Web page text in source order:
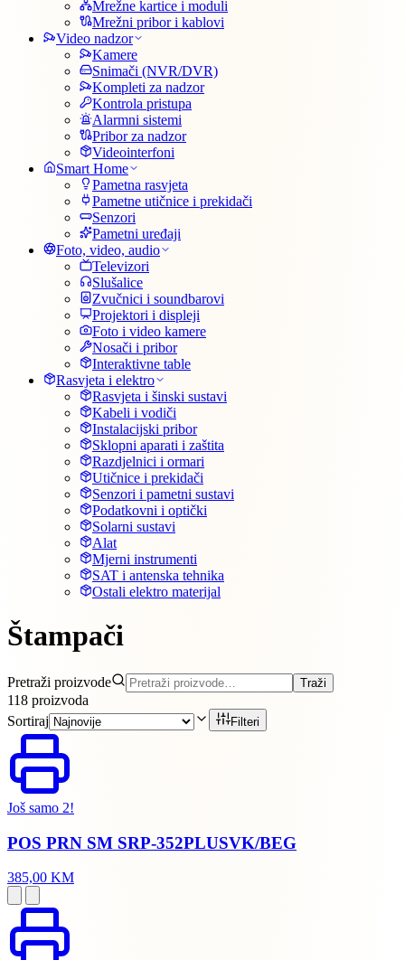
Mrežne kartice i moduli
Mrežni pribor i kablovi
Video nadzor
Kamere
Snimači (NVR/DVR)
Kompleti za nadzor
Kontrola pristupa
Alarmni sistemi
Pribor za nadzor
Videointerfoni
Smart Home
Pametna rasvjeta
Pametne utičnice i prekidači
Senzori
Pametni uređaji
Foto, video, audio
Televizori
Slušalice
Zvučnici i soundbarovi
Projektori i displeji
Foto i video kamere
Nosači i pribor
Interaktivne table
Rasvjeta i elektro
Rasvjeta i šinski sustavi
Kabeli i vodiči
Instalacijski pribor
Sklopni aparati i zaštita
Razdjelnici i ormari
Utičnice i prekidači
Senzori i pametni sustavi
Podatkovni i optički
Solarni sustavi
Alat
Mjerni instrumenti
SAT i antenska tehnika
Ostali elektro materijal
Štampači
Pretraži proizvode Traži
118 proizvoda
Sortiraj
Filteri
Još samo 2!
POS PRN SM SRP-352PLUSVK/BEG
385,00 KM